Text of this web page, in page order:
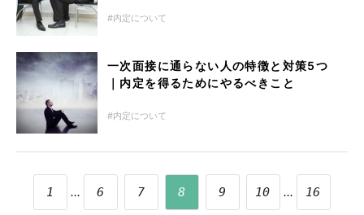
内定について
一次面接に通らない人の特徴と対策5つ
｜内定を得るためにやるべきこと
内定について
1 ... 6 7 8 9 10 ... 16